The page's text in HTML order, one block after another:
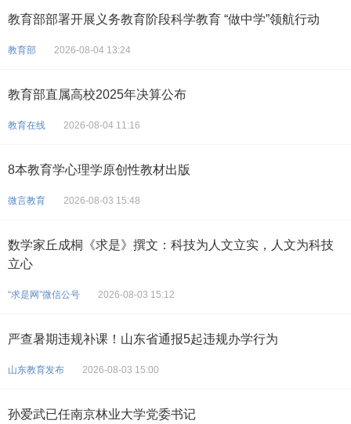
教育部部署开展义务教育阶段科学教育 “做中学”领航行动
教育部 2026-08-04 13:24
教育部直属高校2025年决算公布
教育在线 2026-08-04 11:16
8本教育学心理学原创性教材出版
微言教育 2026-08-03 15:48
数学家丘成桐《求是》撰文：科技为人文立实，人文为科技
立心
“求是网”微信公号 2026-08-03 15:12
严查暑期违规补课！山东省通报5起违规办学行为
山东教育发布 2026-08-03 15:00
孙爱武已任南京林业大学党委书记